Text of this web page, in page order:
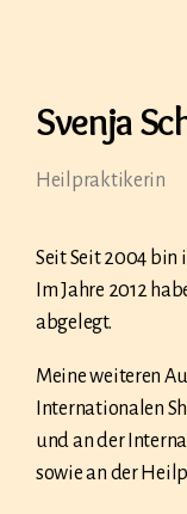
Svenja
Heilpraktikerin
Seit Seit 2004 bin
Im Jahre 2012
abgelegt.
Meine weiteren
Internationalen
und an der
sowie an der